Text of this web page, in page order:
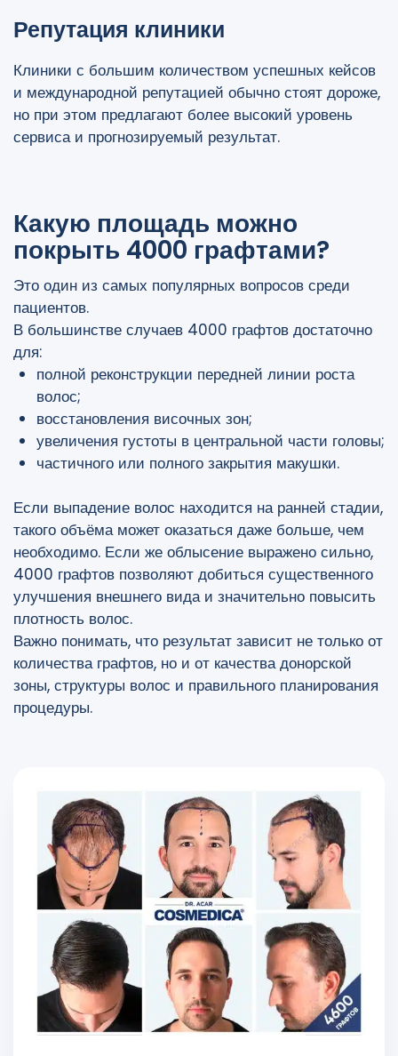
Репутация клиники
Клиники с большим количеством успешных кейсов
и международной репутацией обычно стоят дороже,
но при этом предлагают более высокий уровень
сервиса и прогнозируемый результат.
Какую площадь можно
покрыть 4000 графтами?
Это один из самых популярных вопросов среди
пациентов.
В большинстве случаев 4000 графтов достаточно
для:
полной реконструкции передней линии роста
волос;
восстановления височных зон;
увеличения густоты в центральной части головы;
частичного или полного закрытия макушки.
Если выпадение волос находится на ранней стадии,
такого объёма может оказаться даже больше, чем
необходимо. Если же облысение выражено сильно,
4000 графтов позволяют добиться существенного
улучшения внешнего вида и значительно повысить
плотность волос.
Важно понимать, что результат зависит не только от
количества графтов, но и от качества донорской
зоны, структуры волос и правильного планирования
процедуры.